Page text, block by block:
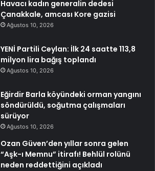
Havacı kadın generalin dedesi
Çanakkale, amcası Kore gazisi
Ağustos 10, 2026
YENİ Partili Ceylan: İlk 24 saatte 113,8
milyon lira bağış toplandı
Ağustos 10, 2026
Eğirdir Barla köyündeki orman yangını
söndürüldü, soğutma çalışmaları
sürüyor
Ağustos 10, 2026
Ozan Güven’den yıllar sonra gelen
“Aşk-ı Memnu” itirafı! Behlül rolünü
neden reddettiğini açıkladı